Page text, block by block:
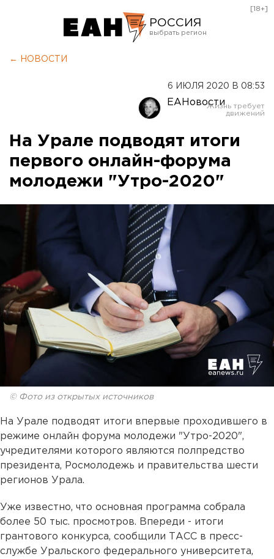
РОССИЯ
Оренбург
[18+]
← НОВОСТИ
6 ИЮЛЯ 2020 В 08:53
ЕАНовости
На Урале подводят итоги
первого онлайн-форума
молодежи "Утро-2020"
© Фото из открытых источников
На Урале подводят итоги впервые проходившего в
режиме онлайн форума молодежи "Утро-2020",
учредителями которого являются полпредство
президента, Росмолодежь и правительства шести
регионов Урала.
Уже известно, что основная программа собрала
более 50 тыс. просмотров. Впереди - итоги
грантового конкурса, сообщили ТАСС в пресс-
службе Уральского федерального университета,